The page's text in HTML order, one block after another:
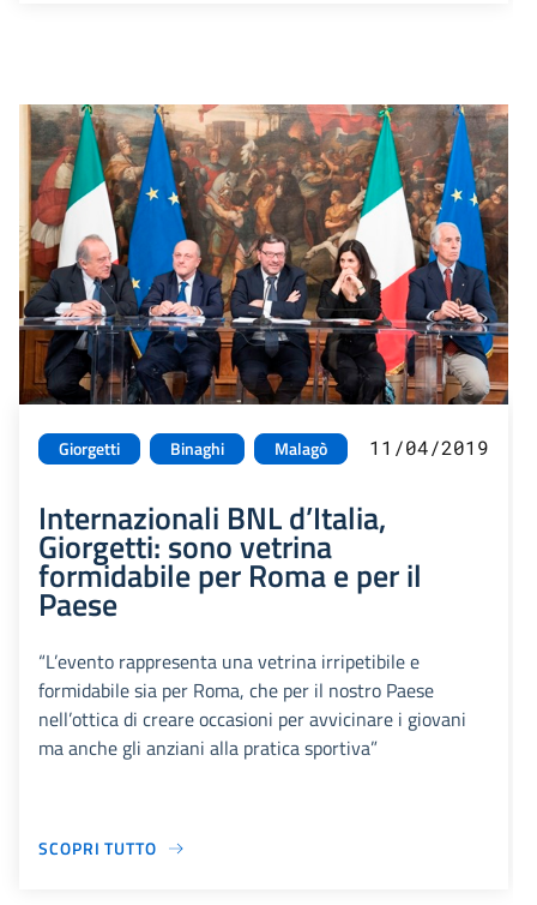
Giorgetti Binaghi Malagò 11/04/2019
Internazionali BNL d’Italia,
Giorgetti: sono vetrina
formidabile per Roma e per il
Paese
“L’evento rappresenta una vetrina irripetibile e
formidabile sia per Roma, che per il nostro Paese
nell’ottica di creare occasioni per avvicinare i giovani
ma anche gli anziani alla pratica sportiva”
SCOPRI TUTTO